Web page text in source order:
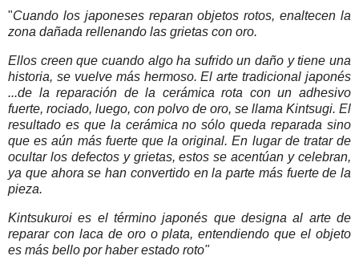
"Cuando los japoneses reparan objetos rotos, enaltecen la
zona dañada rellenando las grietas con oro.
Ellos creen que cuando algo ha sufrido un daño y tiene una
historia, se vuelve más hermoso. El arte tradicional japonés
...de la reparación de la cerámica rota con un adhesivo
fuerte, rociado, luego, con polvo de oro, se llama Kintsugi. El
resultado es que la cerámica no sólo queda reparada sino
que es aún más fuerte que la original. En lugar de tratar de
ocultar los defectos y grietas, estos se acentúan y celebran,
ya que ahora se han convertido en la parte más fuerte de la
pieza.
Kintsukuroi es el término japonés que designa al arte de
reparar con laca de oro o plata, entendiendo que el objeto
es más bello por haber estado roto"